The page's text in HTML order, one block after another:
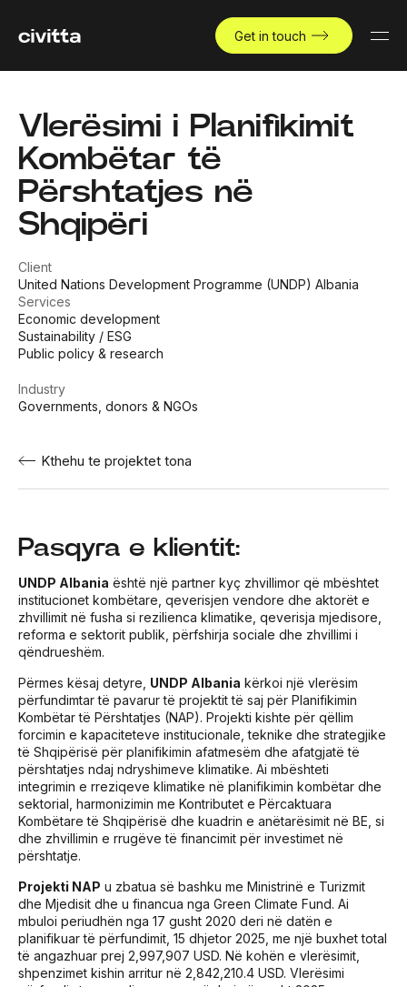
Get in touch
Vlerësimi i Planifikimit
Kombëtar të
Përshtatjes në
Shqipëri
Client
United Nations Development Programme (UNDP) Albania
Services
Economic development
Sustainability / ESG
Public policy & research
Industry
Governments, donors & NGOs
Kthehu te projektet tona
Pasqyra e klientit:
UNDP Albania është një partner kyç zhvillimor që mbështet
institucionet kombëtare, qeverisjen vendore dhe aktorët e
zhvillimit në fusha si rezilienca klimatike, qeverisja mjedisore,
reforma e sektorit publik, përfshirja sociale dhe zhvillimi i
qëndrueshëm.
Përmes kësaj detyre, UNDP Albania kërkoi një vlerësim
përfundimtar të pavarur të projektit të saj për Planifikimin
Kombëtar të Përshtatjes (NAP). Projekti kishte për qëllim
forcimin e kapaciteteve institucionale, teknike dhe strategjike
të Shqipërisë për planifikimin afatmesëm dhe afatgjatë të
përshtatjes ndaj ndryshimeve klimatike. Ai mbështeti
integrimin e rreziqeve klimatike në planifikimin kombëtar dhe
sektorial, harmonizimin me Kontributet e Përcaktuara
Kombëtare të Shqipërisë dhe kuadrin e anëtarësimit në BE, si
dhe zhvillimin e rrugëve të financimit për investimet në
përshtatje.
Projekti NAP u zbatua së bashku me Ministrinë e Turizmit
dhe Mjedisit dhe u financua nga Green Climate Fund. Ai
mbuloi periudhën nga 17 gusht 2020 deri në datën e
planifikuar të përfundimit, 15 dhjetor 2025, me një buxhet total
të angazhuar prej 2,997,907 USD. Në kohën e vlerësimit,
shpenzimet kishin arritur në 2,842,210.4 USD. Vlerësimi